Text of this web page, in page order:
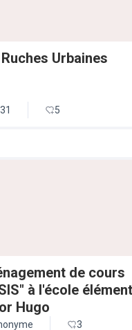
Urbaines
5
de cours
à l'école
Hugo
3